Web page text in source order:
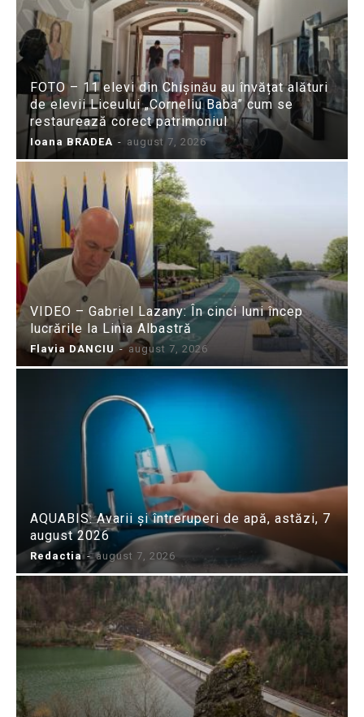
FOTO – 11 elevi din Chișinău au învățat alături
de elevii Liceului „Corneliu Baba” cum se
restaurează corect patrimoniul
Ioana BRADEA - august 7, 2026
VIDEO – Gabriel Lazany: În cinci luni încep
lucrările la Linia Albastră
Flavia DANCIU - august 7, 2026
AQUABIS: Avarii și întreruperi de apă, astăzi, 7
august 2026
Redactia - august 7, 2026